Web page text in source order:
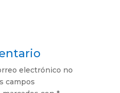
electrónico no
campos